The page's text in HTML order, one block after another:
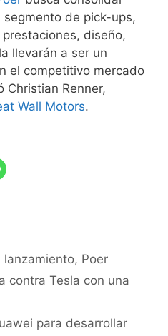
de pick-ups,
diseño,
llevarán a ser un
el competitivo mercado
Christian Renner,
Wall Motors.
lanzamiento, Poer
contra Tesla con una
para desarrollar